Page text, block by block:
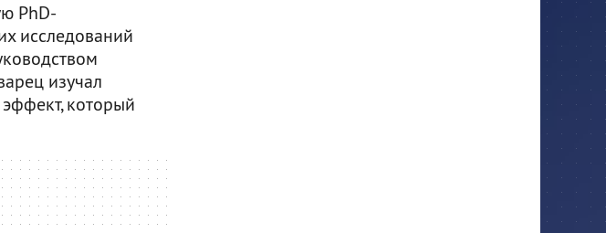
PhD-
исследований
изучал
который